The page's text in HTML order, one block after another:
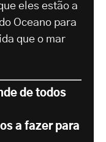
eles estão a
Oceano para
que o mar
de todos
a fazer para